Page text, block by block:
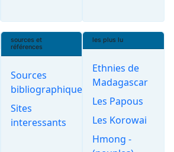
sources et
références
Sources
bibliographiques
Sites
interessants
les plus lu
Ethnies de
Madagascar
Les Papous
Les Korowai
Hmong -